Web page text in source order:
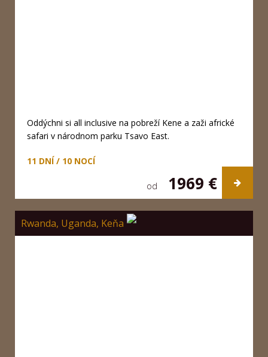
Oddýchni si all inclusive na pobreží Kene a zaži africké
safari v národnom parku Tsavo East.
11 DNÍ / 10 NOCÍ
od 1969 €
Rwanda, Uganda, Keňa